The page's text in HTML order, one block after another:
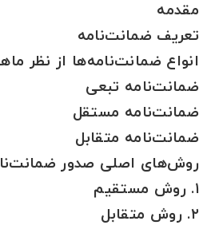
مقدمه
تعریف ضمانت‌نامه
انواع ضمانت‌نامه‌ها از نظر
ضمانت‌نامه تبعی
ضمانت‌نامه مستقل
ضمانت‌نامه متقابل
روش‌های اصلی صدور
۱. روش مستقیم
۲. روش متقابل